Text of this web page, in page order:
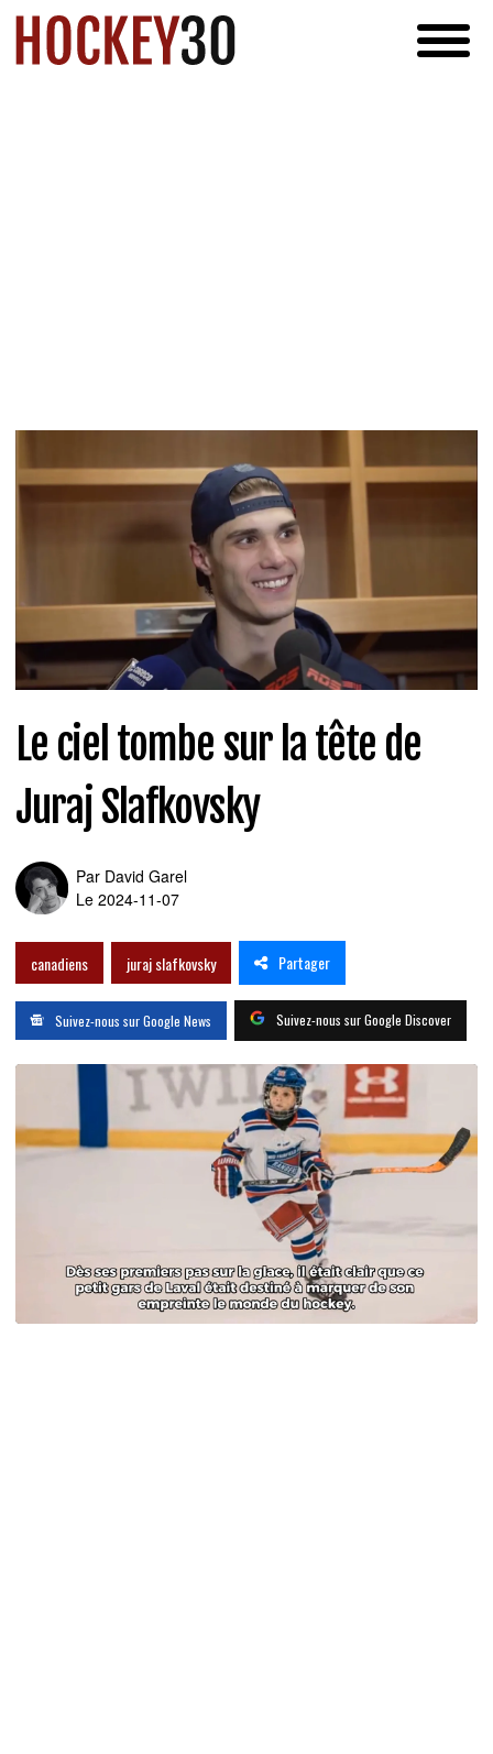
Le ciel tombe sur la tête de
Juraj Slafkovsky
Par David Garel
Le 2024-11-07
canadiens juraj slafkovsky Partager
Suivez-nous sur Google News Suivez-nous sur Google Discover